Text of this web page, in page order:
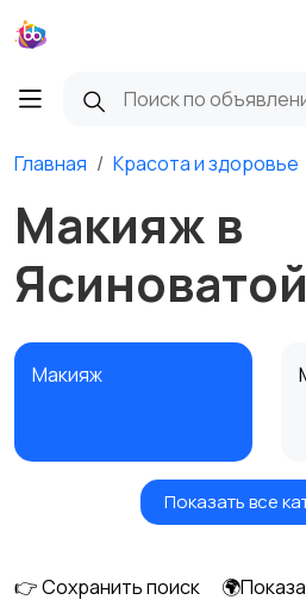
Главная Красота и здоровье
Макияж в
Ясиноватой
Макияж
Товары для здоровья
Показать все
👉 Сохранить поиск